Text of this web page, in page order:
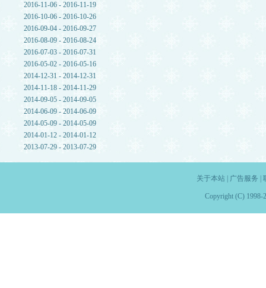
2016-11-06 - 2016-11-19
2016-10-06 - 2016-10-26
2016-09-04 - 2016-09-27
2016-08-09 - 2016-08-24
2016-07-03 - 2016-07-31
2016-05-02 - 2016-05-16
2014-12-31 - 2014-12-31
2014-11-18 - 2014-11-29
2014-09-05 - 2014-09-05
2014-06-09 - 2014-06-09
2014-05-09 - 2014-05-09
2014-01-12 - 2014-01-12
2013-07-29 - 2013-07-29
关于本站| 广告服务
Copyright (C) 1998-